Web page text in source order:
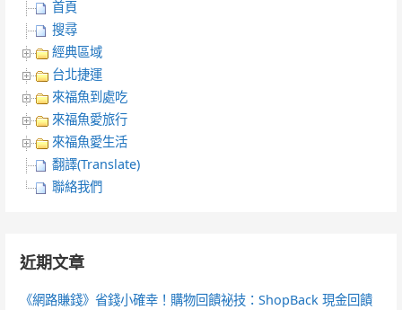
首頁
搜尋
經典區域
台北捷運
來福魚到處吃
來福魚愛旅行
來福魚愛生活
翻譯(Translate)
聯絡我們
近期文章
《網路賺錢》省錢小確幸！購物回饋祕技：ShopBack 現金回饋